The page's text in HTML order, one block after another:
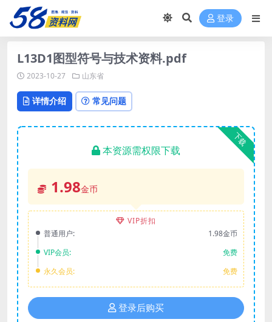
登录
L13D1图型符号与技术资料.pdf
2023-10-27 山东省
详情介绍 常见问题
下载
本资源需权限下载
1.98金币
VIP折扣
普通用户:
1.98金币
VIP会员:
免费
永久会员:
免费
登录后购买